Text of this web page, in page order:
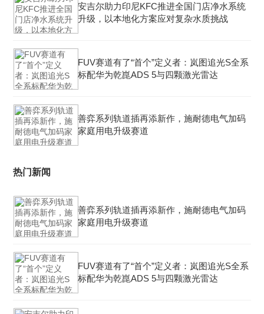
安吉尔助力印尼KFC推进全国门店净水系统
升级，以本地化方案应对复杂水质挑战
FUV赛道有了“首个”定义者：岚图追光S全系
标配华为乾崑ADS 5与四颗激光雷达
善弈系列轨道插再添新作，施耐德电气加码
家庭用电升级赛道
热门新闻
善弈系列轨道插再添新作，施耐德电气加码
家庭用电升级赛道
FUV赛道有了“首个”定义者：岚图追光S全系
标配华为乾崑ADS 5与四颗激光雷达